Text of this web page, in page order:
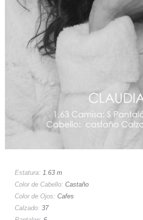
Estatura: 1.63 m
Color de Cabello: Castaño
Color de Ojos: Cafes
Calzado: 37